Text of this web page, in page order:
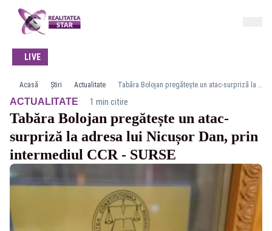
LIVE
Acasă Știri Actualitate Tabăra Bolojan pregătește un atac-surpriză la adresa lui Nicușor Dan, prin intermediul CCR - SURSE
ACTUALITATE· 1 min citire
Tabăra Bolojan pregătește un atac-
surpriză la adresa lui Nicușor Dan, prin
intermediul CCR - SURSE